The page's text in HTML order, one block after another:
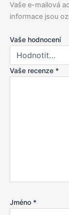
Vaše e-mailová
informace jsou
Vaše hodnocení
Vaše recenze *
Jméno *